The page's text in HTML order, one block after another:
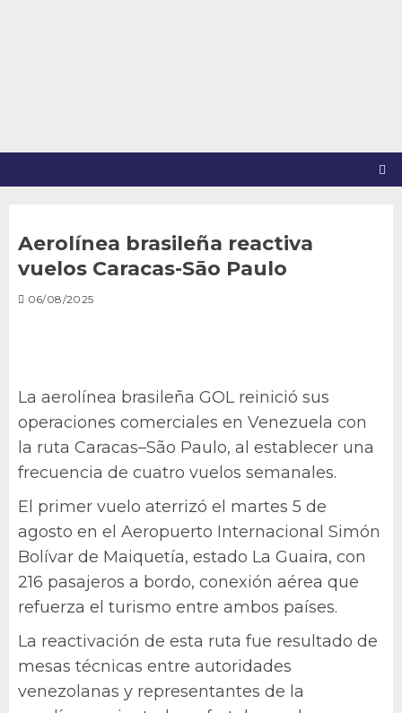
Aerolínea brasileña reactiva
vuelos Caracas-Sāo Paulo
06/08/2025
La aerolínea brasileña GOL reinició sus
operaciones comerciales en Venezuela con
la ruta Caracas–São Paulo, al establecer una
frecuencia de cuatro vuelos semanales.
El primer vuelo aterrizó el martes 5 de
agosto en el Aeropuerto Internacional Simón
Bolívar de Maiquetía, estado La Guaira, con
216 pasajeros a bordo, conexión aérea que
refuerza el turismo entre ambos países.
La reactivación de esta ruta fue resultado de
mesas técnicas entre autoridades
venezolanas y representantes de la